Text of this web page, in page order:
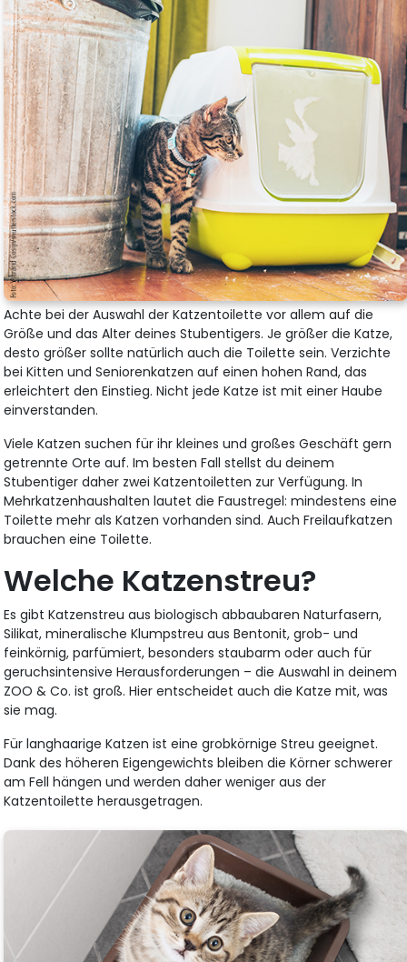
Achte bei der Auswahl der Katzentoilette vor allem auf die
Größe und das Alter deines Stubentigers. Je größer die Katze,
desto größer sollte natürlich auch die Toilette sein. Verzichte
bei Kitten und Seniorenkatzen auf einen hohen Rand, das
erleichtert den Einstieg. Nicht jede Katze ist mit einer Haube
einverstanden.
Viele Katzen suchen für ihr kleines und großes Geschäft gern
getrennte Orte auf. Im besten Fall stellst du deinem
Stubentiger daher zwei Katzentoiletten zur Verfügung. In
Mehrkatzenhaushalten lautet die Faustregel: mindestens eine
Toilette mehr als Katzen vorhanden sind. Auch Freilaufkatzen
brauchen eine Toilette.
Welche Katzenstreu?
Es gibt Katzenstreu aus biologisch abbaubaren Naturfasern,
Silikat, mineralische Klumpstreu aus Bentonit, grob- und
feinkörnig, parfümiert, besonders staubarm oder auch für
geruchsintensive Herausforderungen – die Auswahl in deinem
ZOO & Co. ist groß. Hier entscheidet auch die Katze mit, was
sie mag.
Für langhaarige Katzen ist eine grobkörnige Streu geeignet.
Dank des höheren Eigengewichts bleiben die Körner schwerer
am Fell hängen und werden daher weniger aus der
Katzentoilette herausgetragen.